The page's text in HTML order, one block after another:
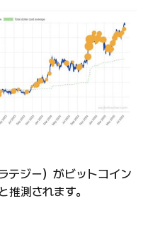
テジー）がビットコイン
推測されます。